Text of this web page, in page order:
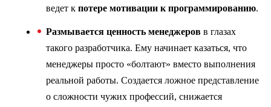
ведет к потере мотивации к программированию.
Размывается ценность менеджеров в глазах
такого разработчика. Ему начинает казаться, что
менеджеры просто «болтают» вместо выполнения
реальной работы. Создается ложное представление
о сложности чужих профессий, снижается